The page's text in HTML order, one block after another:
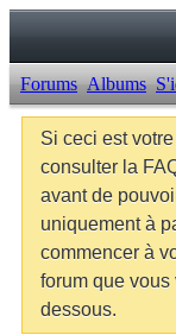
Forums Albums
Si ceci est
consulter la
avant de
uniquement à
commencer à
forum que
dessous.